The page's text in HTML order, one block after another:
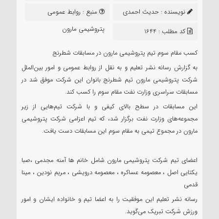
نویسنده : حدیث احمدی
سعید
منبع : روابط عمومی
پتروشیمی مارون
کد مطلب : 1644
کسب مقام سوم تیم پتروشیمی مارون در مسابقات شطرنج
به گزارش رسانه نشر تعلیم و به نقل از روابط عمومی و امور بین‌الملل
شرکت پتروشیمی مارون تیم شطرنج بانوان این شرکت موفق شد در
مسابقات سراسری وزارت نفت مقام سوم را کسب کند.
این مسابقات در سطح بالای کیفی و با شرکت تیم‌هایی از زیر
مجموعه‌های وزارت نفت برگزار شد، که تیم اعزامی شرکت پتروشیمی
مارون در مجموع تیمی به مقام سوم این مسابقات دست یافت.
اعضای تیم شرکت پتروشیمی مارون شامل خانم ها آمنه مجدمی ،صبا
یکتایی اصل ، معصومه عساکره ، معصومه درویشی ، مریم نودین ، مینا
قدمی
رسانه نشر تعلیم این موفقیت را به اعضا تیم و خانواده ایشان و امور
ورزش شرکت تبریک می‌گوید.